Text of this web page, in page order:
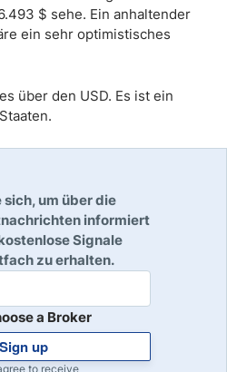
$ sehe. Ein anhaltender
ein sehr optimistisches
über den USD. Es ist ein
um über die
informiert
Signale
zu erhalten.
a Broker
Sign up
to receive